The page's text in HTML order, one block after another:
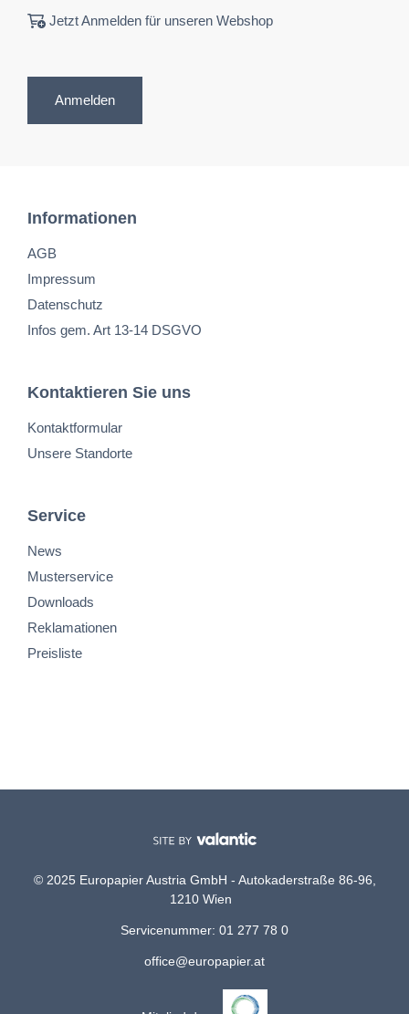
Jetzt Anmelden für unseren Webshop
Anmelden
Informationen
AGB
Impressum
Datenschutz
Infos gem. Art 13-14 DSGVO
Kontaktieren Sie uns
Kontaktformular
Unsere Standorte
Service
News
Musterservice
Downloads
Reklamationen
Preisliste
© 2025 Europapier Austria GmbH - Autokaderstraße 86-96,
1210 Wien
Servicenummer: 01 277 78 0
office@europapier.at